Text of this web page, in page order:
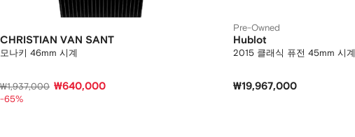
CHRISTIAN VAN SANT
모나키 46mm 시계
₩1,937,000 ₩640,000
-65%
Pre-Owned
Hublot
2015 클래식 퓨전 45mm 시계
₩19,967,000